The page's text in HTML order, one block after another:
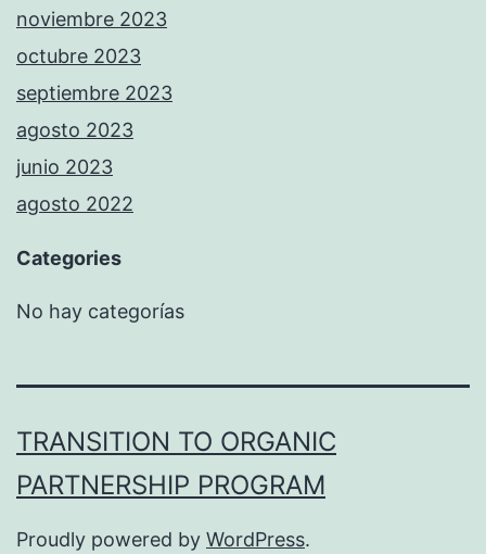
noviembre 2023
octubre 2023
septiembre 2023
agosto 2023
junio 2023
agosto 2022
Categories
No hay categorías
TRANSITION TO ORGANIC
PARTNERSHIP PROGRAM
Proudly powered by WordPress.